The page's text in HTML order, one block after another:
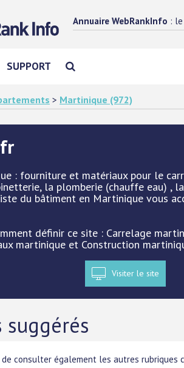
Annuaire WebRankInfo :
SUPPORT
> Martinique (972)
: fourniture et matériaux pour le
la plomberie (chauffe eau) ,
du bâtiment en Martinique vous
définir ce site : Carrelage
martinique et Construction
Visiter le site
consulter également les autres rubriques